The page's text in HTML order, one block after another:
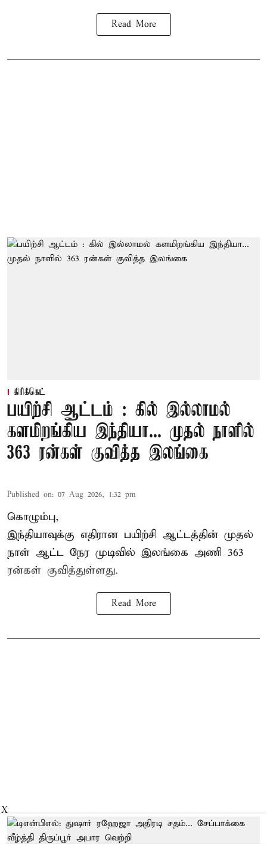
Read More
கிரிக்கெட்
பயிற்சி ஆட்டம் : கில் இல்லாமல்
களமிறங்கிய இந்தியா... முதல் நாளில்
363 ரன்கள் குவித்த இலங்கை
Published on: 07 Aug 2026, 1:32 pm
கொழும்பு,
இந்தியாவுக்கு எதிரான பயிற்சி ஆட்டத்தின் முதல்
நாள் ஆட்ட நேர முடிவில் இலங்கை அணி 363
ரன்கள் குவித்துள்ளது.
Read More
X